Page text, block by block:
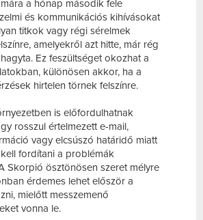
a hónap második fele
és kommunikációs kihívásokat
titkok vagy régi sérelmek
amelyekről azt hitte, már rég
Ez feszültséget okozhat a
különösen akkor, ha a
hirtelen törnek felszínre.
is előfordulhatnak
rosszul értelmezett e-mail,
vagy elcsúszó határidő miatt
fordítani a problémák
Skorpió ösztönösen szeret mélyre
érdemes lehet először a
mielőtt messzemenő
vonna le.